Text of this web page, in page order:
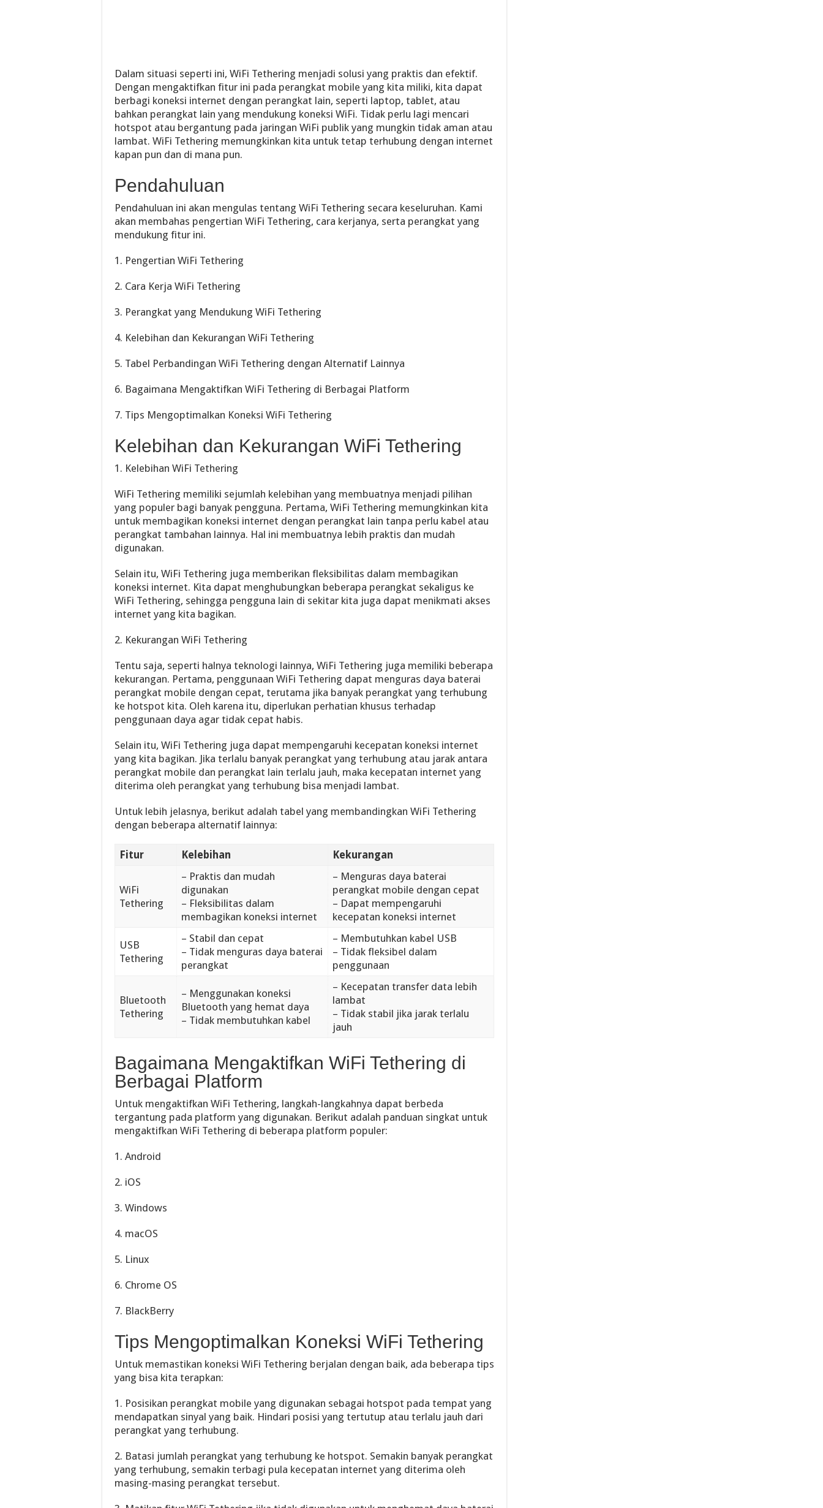
Dalam situasi seperti ini, WiFi Tethering menjadi solusi yang praktis dan efektif.
Dengan mengaktifkan fitur ini pada perangkat mobile yang kita miliki, kita dapat
berbagi koneksi internet dengan perangkat lain, seperti laptop, tablet, atau
bahkan perangkat lain yang mendukung koneksi WiFi. Tidak perlu lagi mencari
hotspot atau bergantung pada jaringan WiFi publik yang mungkin tidak aman atau
lambat. WiFi Tethering memungkinkan kita untuk tetap terhubung dengan internet
kapan pun dan di mana pun.
Pendahuluan
Pendahuluan ini akan mengulas tentang WiFi Tethering secara keseluruhan. Kami
akan membahas pengertian WiFi Tethering, cara kerjanya, serta perangkat yang
mendukung fitur ini.
1. Pengertian WiFi Tethering
2. Cara Kerja WiFi Tethering
3. Perangkat yang Mendukung WiFi Tethering
4. Kelebihan dan Kekurangan WiFi Tethering
5. Tabel Perbandingan WiFi Tethering dengan Alternatif Lainnya
6. Bagaimana Mengaktifkan WiFi Tethering di Berbagai Platform
7. Tips Mengoptimalkan Koneksi WiFi Tethering
Kelebihan dan Kekurangan WiFi Tethering
1. Kelebihan WiFi Tethering
WiFi Tethering memiliki sejumlah kelebihan yang membuatnya menjadi pilihan
yang populer bagi banyak pengguna. Pertama, WiFi Tethering memungkinkan kita
untuk membagikan koneksi internet dengan perangkat lain tanpa perlu kabel atau
perangkat tambahan lainnya. Hal ini membuatnya lebih praktis dan mudah
digunakan.
Selain itu, WiFi Tethering juga memberikan fleksibilitas dalam membagikan
koneksi internet. Kita dapat menghubungkan beberapa perangkat sekaligus ke
WiFi Tethering, sehingga pengguna lain di sekitar kita juga dapat menikmati akses
internet yang kita bagikan.
2. Kekurangan WiFi Tethering
Tentu saja, seperti halnya teknologi lainnya, WiFi Tethering juga memiliki beberapa
kekurangan. Pertama, penggunaan WiFi Tethering dapat menguras daya baterai
perangkat mobile dengan cepat, terutama jika banyak perangkat yang terhubung
ke hotspot kita. Oleh karena itu, diperlukan perhatian khusus terhadap
penggunaan daya agar tidak cepat habis.
Selain itu, WiFi Tethering juga dapat mempengaruhi kecepatan koneksi internet
yang kita bagikan. Jika terlalu banyak perangkat yang terhubung atau jarak antara
perangkat mobile dan perangkat lain terlalu jauh, maka kecepatan internet yang
diterima oleh perangkat yang terhubung bisa menjadi lambat.
Untuk lebih jelasnya, berikut adalah tabel yang membandingkan WiFi Tethering
dengan beberapa alternatif lainnya:
Fitur Kelebihan Kekurangan
WiFi
Tethering
– Praktis dan mudah
digunakan
– Fleksibilitas dalam
membagikan koneksi internet
– Menguras daya baterai
perangkat mobile dengan cepat
– Dapat mempengaruhi
kecepatan koneksi internet
USB
Tethering
– Stabil dan cepat
– Tidak menguras daya baterai
perangkat
– Membutuhkan kabel USB
– Tidak fleksibel dalam
penggunaan
Bluetooth
Tethering
– Menggunakan koneksi
Bluetooth yang hemat daya
– Tidak membutuhkan kabel
– Kecepatan transfer data lebih
lambat
– Tidak stabil jika jarak terlalu
jauh
Bagaimana Mengaktifkan WiFi Tethering di
Berbagai Platform
Untuk mengaktifkan WiFi Tethering, langkah-langkahnya dapat berbeda
tergantung pada platform yang digunakan. Berikut adalah panduan singkat untuk
mengaktifkan WiFi Tethering di beberapa platform populer:
1. Android
2. iOS
3. Windows
4. macOS
5. Linux
6. Chrome OS
7. BlackBerry
Tips Mengoptimalkan Koneksi WiFi Tethering
Untuk memastikan koneksi WiFi Tethering berjalan dengan baik, ada beberapa tips
yang bisa kita terapkan:
1. Posisikan perangkat mobile yang digunakan sebagai hotspot pada tempat yang
mendapatkan sinyal yang baik. Hindari posisi yang tertutup atau terlalu jauh dari
perangkat yang terhubung.
2. Batasi jumlah perangkat yang terhubung ke hotspot. Semakin banyak perangkat
yang terhubung, semakin terbagi pula kecepatan internet yang diterima oleh
masing-masing perangkat tersebut.